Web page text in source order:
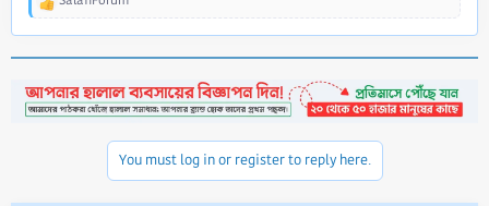
R
t
i
You must log in or register to reply here.